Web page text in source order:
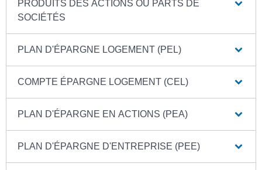
PRODUITS DES ACTIONS OU PARTS DE
SOCIÉTÉS
PLAN D'ÉPARGNE LOGEMENT (PEL)
COMPTE ÉPARGNE LOGEMENT (CEL)
PLAN D'ÉPARGNE EN ACTIONS (PEA)
PLAN D'ÉPARGNE D'ENTREPRISE (PEE)